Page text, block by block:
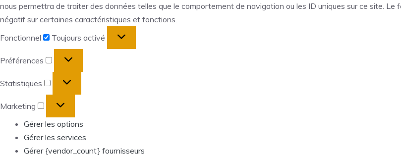
nous permettra de traiter des données telles que le comportement de navigation ou les ID uniques sur ce site.
négatif sur certaines caractéristiques et fonctions.
Fonctionnel
Toujours activé
Préférences
Préférences
Statistiques
Statistiques
Marketing
Marketing
Gérer les options
Gérer les services
Gérer {vendor_count} fournisseurs